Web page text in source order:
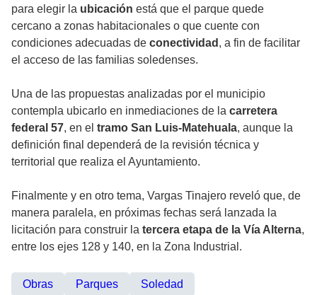
para elegir la ubicación está que el parque quede
cercano a zonas habitacionales o que cuente con
condiciones adecuadas de conectividad , a fin de facilitar
el acceso de las familias soledenses.
Una de las propuestas analizadas por el municipio
contempla ubicarlo en inmediaciones de la carretera
federal 57, en el tramo San Luis-Matehuala, aunque la
definición final dependerá de la revisión técnica y
territorial que realiza el Ayuntamiento.
Finalmente y en otro tema, Vargas Tinajero reveló que, de
manera paralela, en próximas fechas será lanzada la
licitación para construir la tercera etapa de la Vía Alterna,
entre los ejes 128 y 140, en la Zona Industrial.
Obras Parques Soledad